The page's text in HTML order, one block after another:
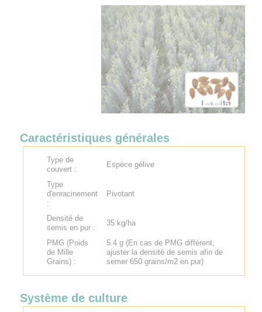
Caractéristiques générales
Type de
couvert :
Espèce gélive
Type
d'enracinement
:
Pivotant
Densité de
semis en pur :
35 kg/ha
PMG (Poids
de Mille
Grains) :
5.4 g (En cas de PMG différent,
ajuster la densité de semis afin de
semer 650 grains/m2 en pur)
Système de culture